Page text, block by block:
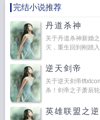
完结小说推荐
丹道杀神
关于丹道杀神新婚
灭，重生回到刚踏
逆天剑帝
关于逆天剑帝
杀！剑帝之子萧辰
英雄联盟之